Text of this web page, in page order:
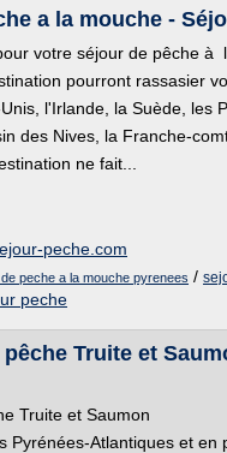
a la mouche -
votre séjour de pêche à
pourront rassasier
l'Irlande, la Suède, les
des Nives, la Franche-
ne fait...
peche.com
peche a la mouche pyrenees /
peche
Truite et
Truite et Saumon
Pyrénées-Atlantiques et